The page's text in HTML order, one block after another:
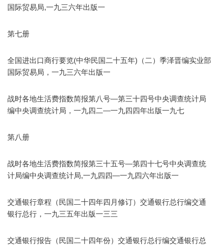
国际贸易局,一九三六年出版一
第七册
全国进出口商行要览(中华民国二十五年)（二）季泽晋编实业部
国际贸易局，一九三六年出版一
战时各地生活费指数简报第八号—第三十四号中央调查统计局
编中央调查统计局，一九四二—一九四四年出版一九七
第八册
战时各地生活费指数简报第三十五号—第四十七号中央调查统
计局编中央调查统计局,一九四四—一九四六年出版一
交通银行章程（民国二十四年四月修订）交通银行总行编交通
银行总行，一九三五年出版一三三
交通银行报告（民国二十四年份）交通银行总行编交通银行总